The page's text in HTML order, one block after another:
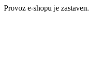
Provoz e-shopu je zastaven.